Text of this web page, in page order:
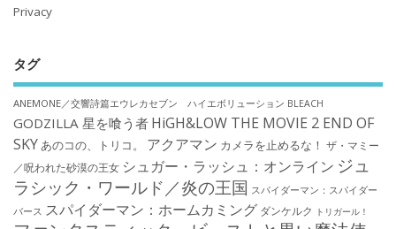
Privacy
タグ
ANEMONE／交響詩篇エウレカセブン ハイエボリューション BLEACH
GODZILLA 星を喰う者 HiGH&LOW THE MOVIE 2 END OF
SKYあのコの、トリコ。 アクアマン カメラを止めるな！ ザ・マミー
／呪われた砂漠の王女 シュガー・ラッシュ：オンライン ジュ
ラシック・ワールド／炎の王国 スパイダーマン：スパイダー
バース スパイダーマン：ホームカミング ダンケルク トリガール！